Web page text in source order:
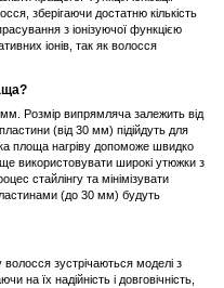
зберігаючи достатню кількість
з іонізуючої функцією
іонів, так як волосся
Розмір випрямляча залежить від
(від 30 мм) підійдуть для
площа нагріву допоможе швидко
використовувати широкі утюжки з
стайлінгу та мінімізувати
(до 30 мм) будуть
волосся зустрічаються моделі з
на їх надійність і довговічність,